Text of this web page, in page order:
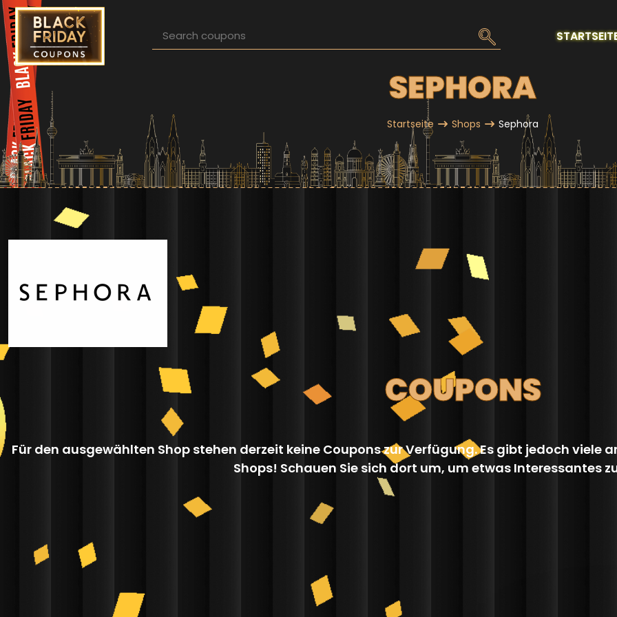
Direkt zum Inhalt
SEPHORA
Pfadnavigation Startseite Shops Sephora
COUPONS
Für den ausgewählten Shop stehen derzeit keine Coupons zur Verfügung. Es gibt jedoch
Shops! Schauen Sie sich dort um, um etwas Interessantes